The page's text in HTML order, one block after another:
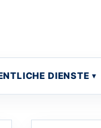
DIENSTE